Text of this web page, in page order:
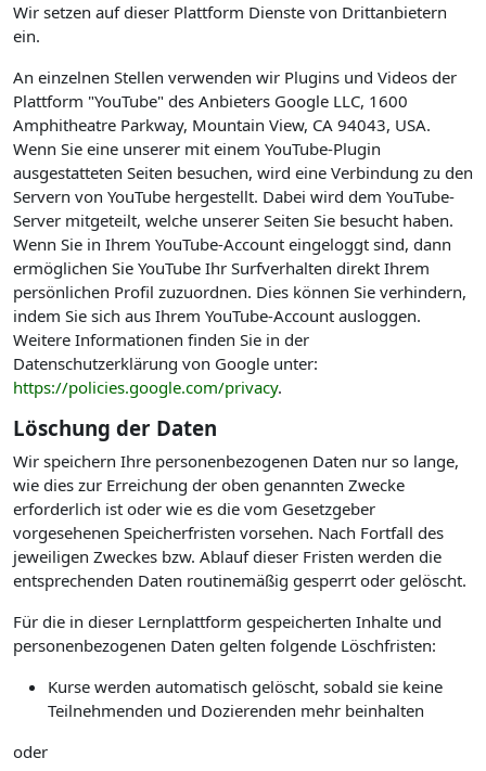
Wir setzen auf dieser Plattform Dienste von Drittanbietern
ein.
An einzelnen Stellen verwenden wir Plugins und Videos der
Plattform "YouTube" des Anbieters Google LLC, 1600
Amphitheatre Parkway, Mountain View, CA 94043, USA.
Wenn Sie eine unserer mit einem YouTube-Plugin
ausgestatteten Seiten besuchen, wird eine Verbindung zu den
Servern von YouTube hergestellt. Dabei wird dem YouTube-
Server mitgeteilt, welche unserer Seiten Sie besucht haben.
Wenn Sie in Ihrem YouTube-Account eingeloggt sind, dann
ermöglichen Sie YouTube Ihr Surfverhalten direkt Ihrem
persönlichen Profil zuzuordnen. Dies können Sie verhindern,
indem Sie sich aus Ihrem YouTube-Account ausloggen.
Weitere Informationen finden Sie in der
Datenschutzerklärung von Google unter:
https://policies.google.com/privacy.
Löschung der Daten
Wir speichern Ihre personenbezogenen Daten nur so lange,
wie dies zur Erreichung der oben genannten Zwecke
erforderlich ist oder wie es die vom Gesetzgeber
vorgesehenen Speicherfristen vorsehen. Nach Fortfall des
jeweiligen Zweckes bzw. Ablauf dieser Fristen werden die
entsprechenden Daten routinemäßig gesperrt oder gelöscht.
Für die in dieser Lernplattform gespeicherten Inhalte und
personenbezogenen Daten gelten folgende Löschfristen:
Kurse werden automatisch gelöscht, sobald sie keine
Teilnehmenden und Dozierenden mehr beinhalten
oder